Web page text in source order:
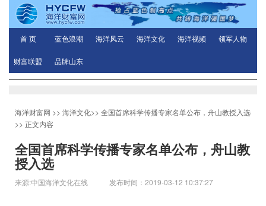
首 页 蓝色浪潮 海洋风云 海洋文化 海洋视频 领军人物
财富联盟 品牌山东
海洋财富网 >> 海洋文化>> 全国首席科学传播专家名单公布，舟山教授入选
>> 正文内容
全国首席科学传播专家名单公布，舟山教
授入选
来源:中国海洋文化在线 发布时间：2019-03-12 10:37:27